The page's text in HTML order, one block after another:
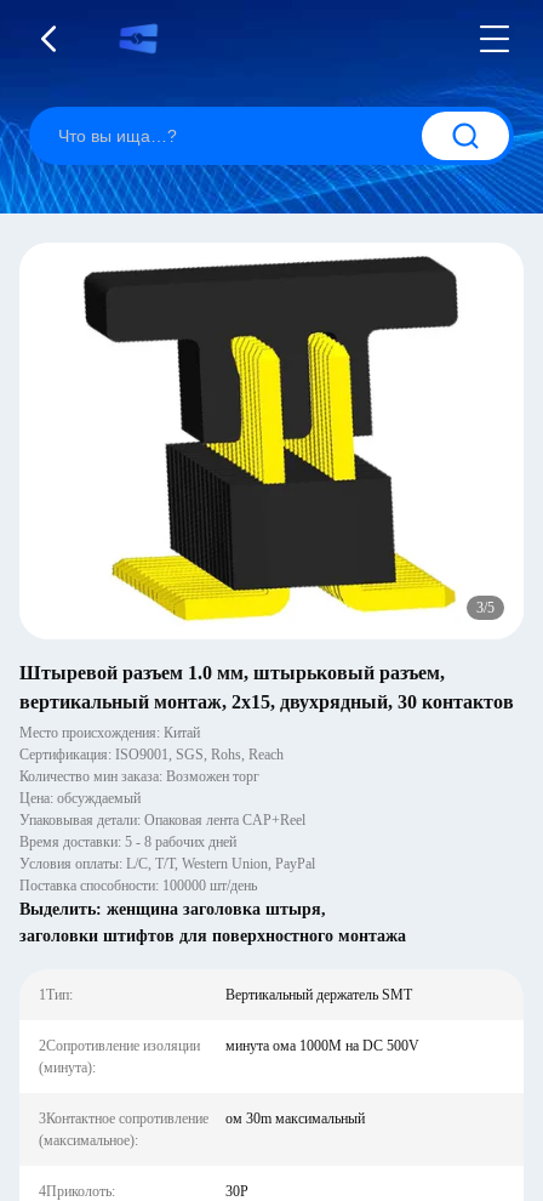
3/5
Штыревой разъем 1.0 мм, штырьковый разъем,
вертикальный монтаж, 2x15, двухрядный, 30 контактов
Место происхождения: Китай
Сертификация: ISO9001, SGS, Rohs, Reach
Количество мин заказа: Возможен торг
Цена: обсуждаемый
Упаковывая детали: Опаковая лента CAP+Reel
Время доставки: 5 - 8 рабочих дней
Условия оплаты: L/C, T/T, Western Union, PayPal
Поставка способности: 100000 шт/день
Выделить: женщина заголовка штыря,
заголовки штифтов для поверхностного монтажа
1Тип: Вертикальный держатель SMT
2Сопротивление изоляции
(минута):
минута ома 1000M на DC 500V
3Контактное сопротивление
(максимальное):
ом 30m максимальный
4Приколоть: 30P